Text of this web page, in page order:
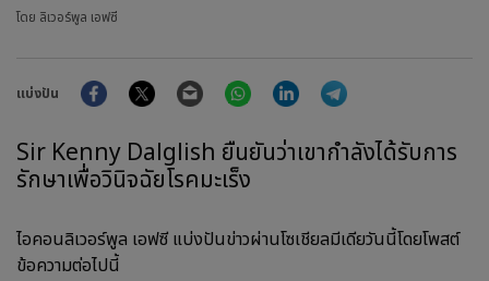
โดย ลิเวอร์พูล เอฟซี
แบ่งปัน
FacebookTwitter Email WhatsAppLinkedIn
Sir Kenny Dalglish ยืนยันว่าเขากำลังได้รับการ
รักษาเพื่อวินิจฉัยโรคมะเร็ง
ไอคอนลิเวอร์พูล เอฟซี แบ่งปันข่าวผ่านโซเชียลมีเดียวันนี้โดยโพสต์
ข้อความต่อไปนี้